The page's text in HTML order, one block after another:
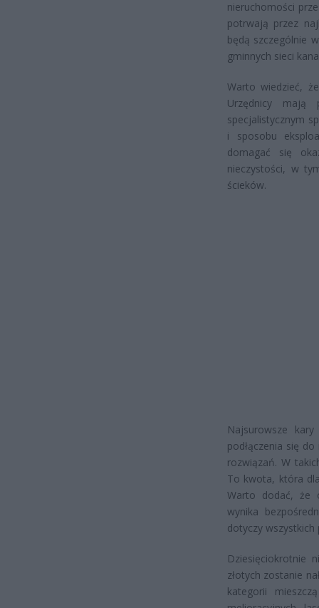
nieruchomości
potrwają przez
będą szczególnie
gminnych sieci
Warto wiedzieć,
Urzędnicy
specjalistycznym
i sposobu
domagać się
nieczystości, w
ścieków.
Najsurowsze
podłączenia się
rozwiązań. W
To kwota, która
Warto dodać, że
wynika
dotyczy
Dziesięciokrotnie
złotych zostanie
kategorii